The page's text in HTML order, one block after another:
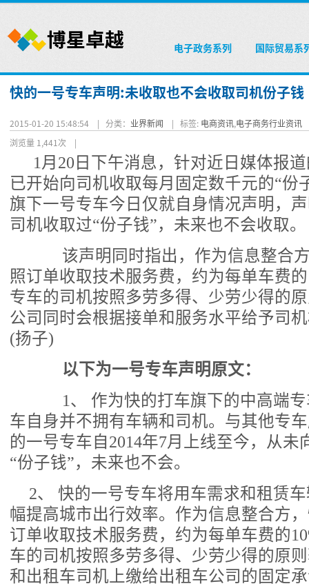
电子政务系列 国际贸易系
快的一号专车声明:未收取也不会收取司机份子钱
2015-01-20 15:48:54 | 分类： 业界新闻 | 标签: 电商资讯,电子商务行业资讯
浏览量 1,441次 |
1月20日下午消息，针对近日媒体报
已开始向司机收取每月固定数千元的“份
旗下一号专车今日仅就自身情况声明，
司机收取过“份子钱”，未来也不会收取。
该声明同时指出，作为信息整合方
照订单收取技术服务费，约为每单车费
专车的司机按照多劳多得、少劳少得的
公司同时会根据接单和服务水平给予司
(扬子)
以下为一号专车声明原文：
1、 作为快的打车旗下的中高端专
车自身并不拥有车辆和司机。与其他专
的一号专车自2014年7月上线至今，从未
“份子钱”，未来也不会。
2、 快的一号专车将用车需求和租赁
幅提高城市出行效率。作为信息整合方
订单收取技术服务费，约为每单车费的
车的司机按照多劳多得、少劳少得的原
和出租车司机上缴给出租车公司的固定